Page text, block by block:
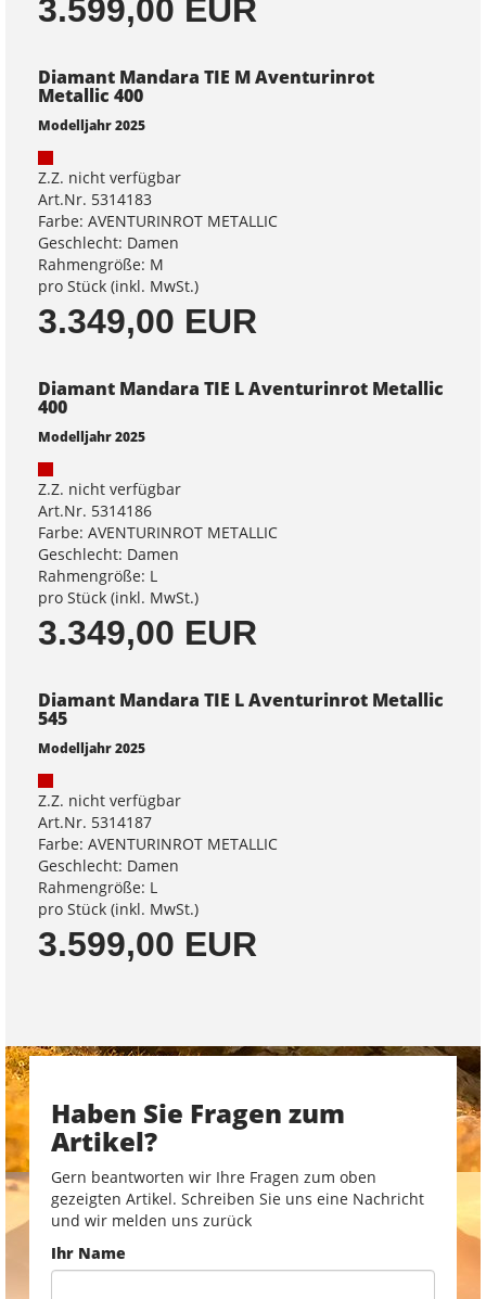
3.599,00 EUR
Diamant Mandara TIE M Aventurinrot
Metallic 400
Modelljahr 2025
Z.Z. nicht verfügbar
Art.Nr. 5314183
Farbe: AVENTURINROT METALLIC
Geschlecht: Damen
Rahmengröße: M
pro Stück (inkl. MwSt.)
3.349,00 EUR
Diamant Mandara TIE L Aventurinrot Metallic
400
Modelljahr 2025
Z.Z. nicht verfügbar
Art.Nr. 5314186
Farbe: AVENTURINROT METALLIC
Geschlecht: Damen
Rahmengröße: L
pro Stück (inkl. MwSt.)
3.349,00 EUR
Diamant Mandara TIE L Aventurinrot Metallic
545
Modelljahr 2025
Z.Z. nicht verfügbar
Art.Nr. 5314187
Farbe: AVENTURINROT METALLIC
Geschlecht: Damen
Rahmengröße: L
pro Stück (inkl. MwSt.)
3.599,00 EUR
Haben Sie Fragen zum
Artikel?
Gern beantworten wir Ihre Fragen zum oben
gezeigten Artikel. Schreiben Sie uns eine Nachricht
und wir melden uns zurück
Ihr Name